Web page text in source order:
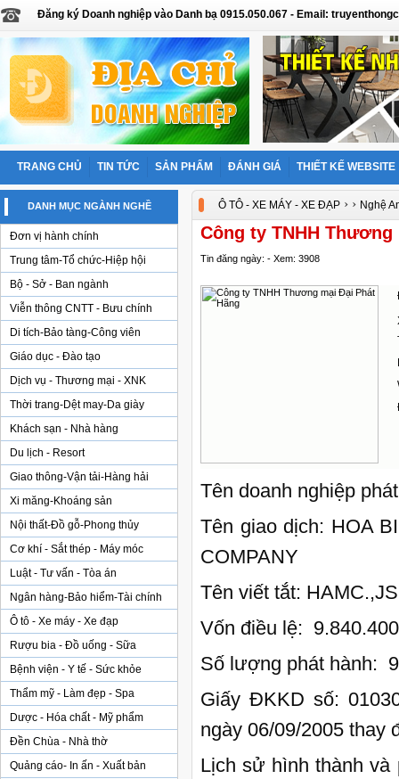
Đăng ký Doanh nghiệp vào Danh bạ 0915.050.067 - Email:
TRANG CHỦ TIN TỨC SẢN PHẨM ĐÁNH GIÁ THIẾT KẾ WEBSITE
DANH MỤC NGÀNH NGHỀ
Đơn vị hành chính
Trung tâm-Tổ chức-Hiệp hội
Bộ - Sở - Ban ngành
Viễn thông CNTT - Bưu chính
Di tích-Bảo tàng-Công viên
Giáo dục - Đào tạo
Dịch vụ - Thương mại - XNK
Thời trang-Dệt may-Da giày
Khách sạn - Nhà hàng
Du lịch - Resort
Giao thông-Vận tải-Hàng hải
Xi măng-Khoáng sản
Nội thất-Đồ gỗ-Phong thủy
Cơ khí - Sắt thép - Máy móc
Luật - Tư vấn - Tòa án
Ngân hàng-Bảo hiểm-Tài chính
Ô tô - Xe máy - Xe đạp
Rượu bia - Đồ uống - Sữa
Bệnh viện - Y tế - Sức khỏe
Thẩm mỹ - Làm đẹp - Spa
Dược - Hóa chất - Mỹ phẩm
Đền Chùa - Nhà thờ
Quảng cáo- In ấn - Xuất bản
Ô TÔ - XE MÁY - XE ĐẠP› › Nghệ
Công ty TNHH
Tin đăng ngày: - Xem: 3908
Tên doanh nghiệp
Tên giao dịch: HOA
COMPANY
Tên viết tắt:
Vốn điều lệ:
Số lượng phát hành:
Giấy ĐKKD số:
ngày 06/09/2005 thay
Lịch sử hình thành